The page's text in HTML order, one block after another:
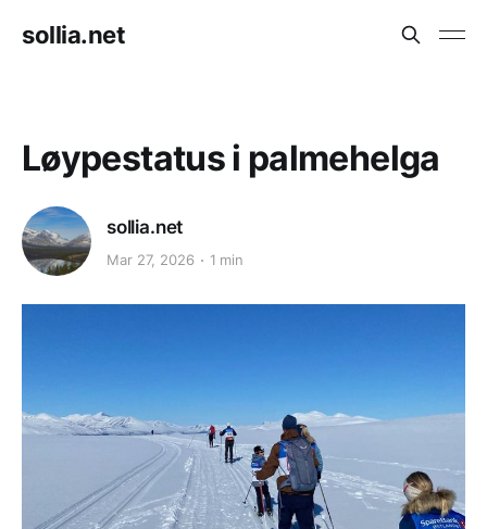
sollia.net
Løypestatus i palmehelga
sollia.net
Mar 27, 2026 1 min